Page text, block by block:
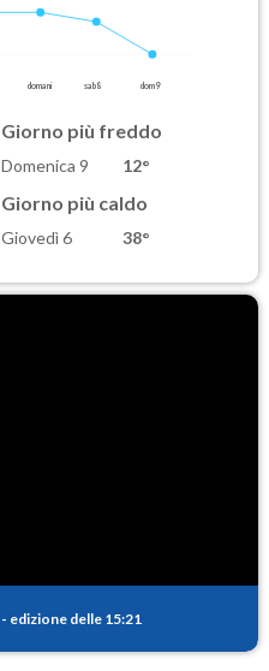
domani sab 8 dom 9
Giorno più freddo
Domenica 9 12°
Giorno più caldo
Giovedì 6 38°
- edizione delle 15:21